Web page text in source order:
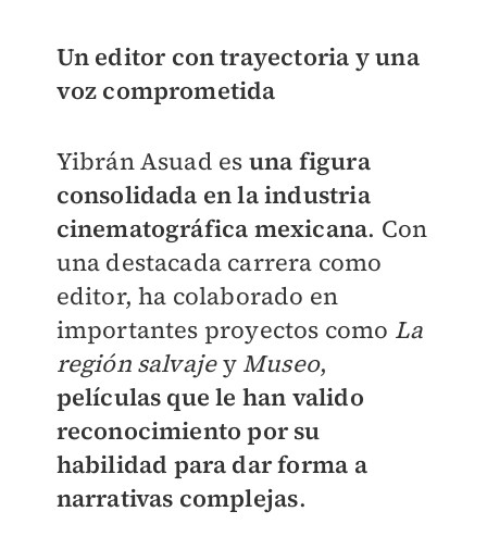
Un editor con trayectoria y una
voz comprometida
Yibrán Asuad es una figura
consolidada en la industria
cinematográfica mexicana. Con
una destacada carrera como
editor, ha colaborado en
importantes proyectos como La
región salvajey Museo,
películas que le han valido
reconocimiento por su
habilidad para dar forma a
narrativas complejas.